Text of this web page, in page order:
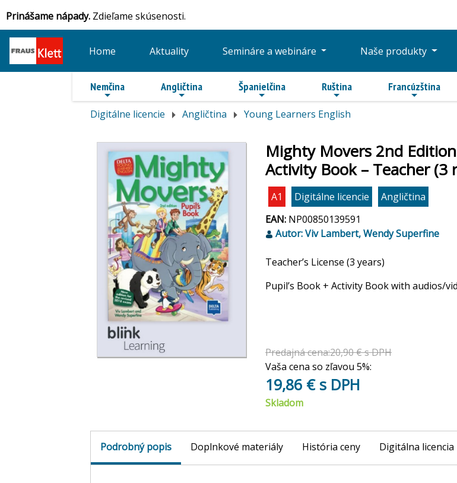
Prinášame nápady. Zdieľame skúsenosti.
Home Aktuality Semináre a webináre Naše produkty
Nemčina Angličtina Španielčina Ruština Francúzština
Digitálne licencie Angličtina Young Learners English
Mighty Movers 2nd
Activity Book – Teacher (3
A1 Digitálne licencie
Angličtina
EAN: NP00850139591
Autor: Viv Lambert, Wendy Superfine
Teacher’s License (3 years)
Pupil’s Book + Activity Book with audios/
Predajná cena:20,90 € s DPH
Vaša cena so zľavou 5%:
19,86 € s DPH
Skladom
Podrobný popis Doplnkové materiály História ceny Digitálna licencia